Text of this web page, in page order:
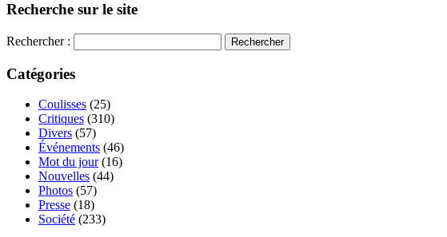
Recherche sur le site
Rechercher :
Catégories
Coulisses (25)
Critiques (310)
Divers (57)
Événements (46)
Mot du jour(16)
Nouvelles (44)
Photos (57)
Presse (18)
Société (233)